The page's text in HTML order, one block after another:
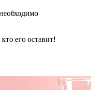
его оставит!